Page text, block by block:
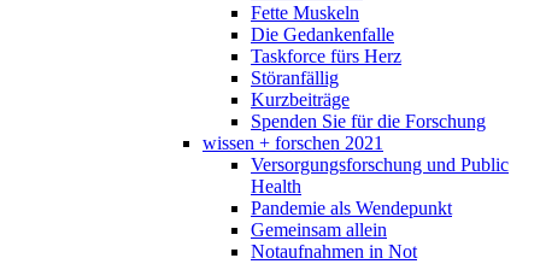
Fette Muskeln
Die Gedankenfalle
Taskforce fürs Herz
Störanfällig
Kurzbeiträge
Spenden Sie für die Forschung
wissen + forschen 2021
Versorgungsforschung und Public
Health
Pandemie als Wendepunkt
Gemeinsam allein
Notaufnahmen in Not